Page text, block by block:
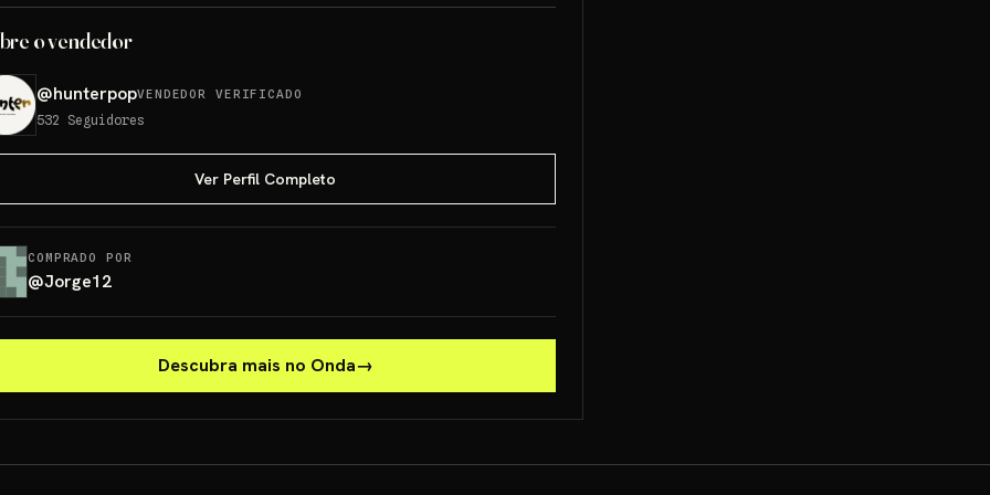
o vendedor
@hunterpopVENDEDOR VERIFICADO
532 Seguidores
Ver Perfil Completo
COMPRADO POR
@Jorge12
Descubra mais no Onda→